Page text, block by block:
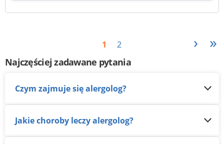
1 2 › »
Najczęściej zadawane pytania
Czym zajmuje się alergolog?
Jakie choroby leczy alergolog?